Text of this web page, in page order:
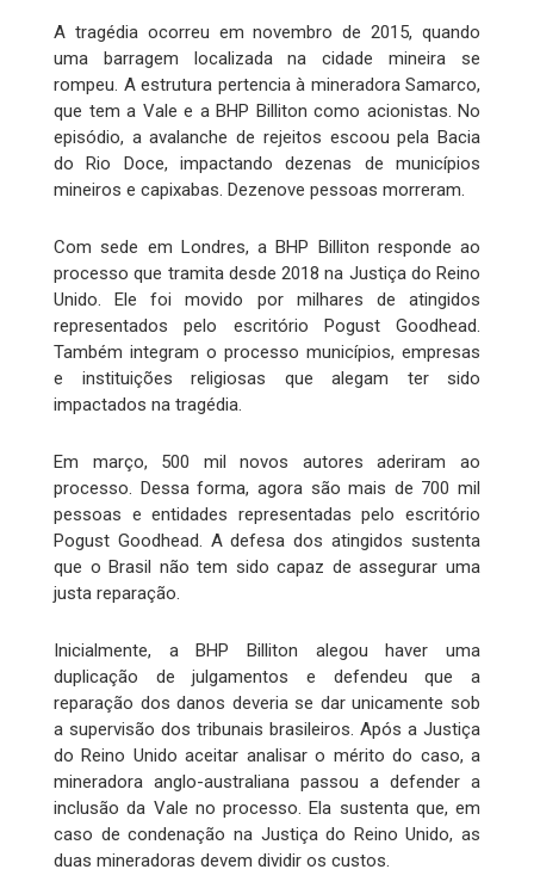
A tragédia ocorreu em novembro de 2015, quando
uma barragem localizada na cidade mineira se
rompeu. A estrutura pertencia à mineradora Samarco,
que tem a Vale e a BHP Billiton como acionistas. No
episódio, a avalanche de rejeitos escoou pela Bacia
do Rio Doce, impactando dezenas de municípios
mineiros e capixabas. Dezenove pessoas morreram.
Com sede em Londres, a BHP Billiton responde ao
processo que tramita desde 2018 na Justiça do Reino
Unido. Ele foi movido por milhares de atingidos
representados pelo escritório Pogust Goodhead.
Também integram o processo municípios, empresas
e instituições religiosas que alegam ter sido
impactados na tragédia.
Em março, 500 mil novos autores aderiram ao
processo. Dessa forma, agora são mais de 700 mil
pessoas e entidades representadas pelo escritório
Pogust Goodhead. A defesa dos atingidos sustenta
que o Brasil não tem sido capaz de assegurar uma
justa reparação.
Inicialmente, a BHP Billiton alegou haver uma
duplicação de julgamentos e defendeu que a
reparação dos danos deveria se dar unicamente sob
a supervisão dos tribunais brasileiros. Após a Justiça
do Reino Unido aceitar analisar o mérito do caso, a
mineradora anglo-australiana passou a defender a
inclusão da Vale no processo. Ela sustenta que, em
caso de condenação na Justiça do Reino Unido, as
duas mineradoras devem dividir os custos.